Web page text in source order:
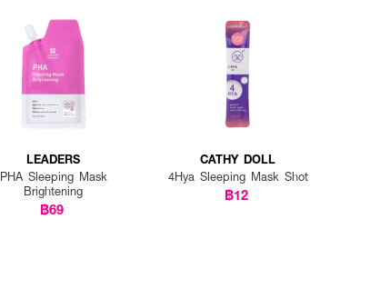
LEADERS
PHA Sleeping Mask
Brightening
฿69
CATHY DOLL
4Hya Sleeping Mask Shot
฿12